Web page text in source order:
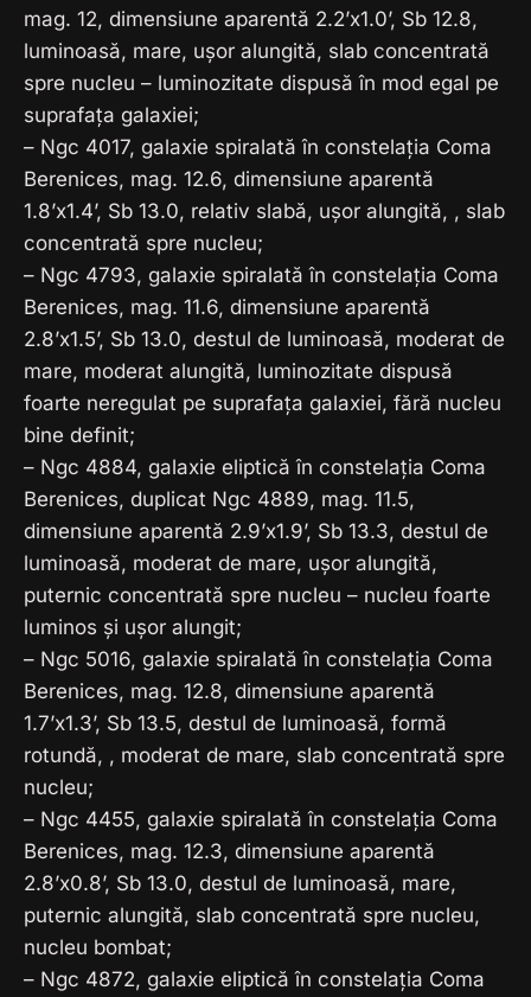
mag. 12, dimensiune aparentă 2.2’x1.0’, Sb 12.8,
luminoasă, mare, ușor alungită, slab concentrată
spre nucleu – luminozitate dispusă în mod egal pe
suprafața galaxiei;
– Ngc 4017, galaxie spiralată în constelația Coma
Berenices, mag. 12.6, dimensiune aparentă
1.8’x1.4’, Sb 13.0, relativ slabă, ușor alungită, , slab
concentrată spre nucleu;
– Ngc 4793, galaxie spiralată în constelația Coma
Berenices, mag. 11.6, dimensiune aparentă
2.8’x1.5’, Sb 13.0, destul de luminoasă, moderat de
mare, moderat alungită, luminozitate dispusă
foarte neregulat pe suprafața galaxiei, fără nucleu
bine definit;
– Ngc 4884, galaxie eliptică în constelația Coma
Berenices, duplicat Ngc 4889, mag. 11.5,
dimensiune aparentă 2.9’x1.9’, Sb 13.3, destul de
luminoasă, moderat de mare, ușor alungită,
puternic concentrată spre nucleu – nucleu foarte
luminos și ușor alungit;
– Ngc 5016, galaxie spiralată în constelația Coma
Berenices, mag. 12.8, dimensiune aparentă
1.7’x1.3’, Sb 13.5, destul de luminoasă, formă
rotundă, , moderat de mare, slab concentrată spre
nucleu;
– Ngc 4455, galaxie spiralată în constelația Coma
Berenices, mag. 12.3, dimensiune aparentă
2.8’x0.8’, Sb 13.0, destul de luminoasă, mare,
puternic alungită, slab concentrată spre nucleu,
nucleu bombat;
– Ngc 4872, galaxie eliptică în constelația Coma